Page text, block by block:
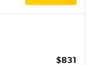
$831